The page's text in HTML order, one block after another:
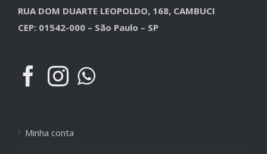
RUA DOM DUARTE LEOPOLDO, 168, CAMBUCI
CEP: 01542-000 – São Paulo – SP
Minha conta